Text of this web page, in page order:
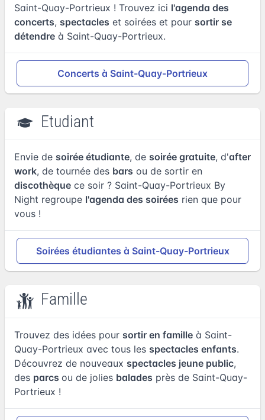
Saint-Quay-Portrieux ! Trouvez ici l'agenda des
concerts, spectacles et soirées et pour sortir se
détendre à Saint-Quay-Portrieux.
Concerts à Saint-Quay-Portrieux
Etudiant
Envie de soirée étudiante, de soirée gratuite, d'after
work, de tournée des bars ou de sortir en
discothèque ce soir ? Saint-Quay-Portrieux By
Night regroupe l'agenda des soirées rien que pour
vous !
Soirées étudiantes à Saint-Quay-Portrieux
Famille
Trouvez des idées pour sortir en famille à Saint-
Quay-Portrieux avec tous les spectacles enfants.
Découvrez de nouveaux spectacles jeune public,
des parcs ou de jolies balades près de Saint-Quay-
Portrieux !